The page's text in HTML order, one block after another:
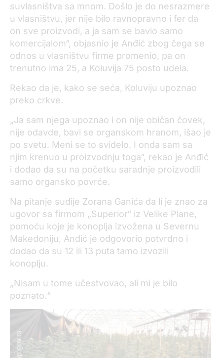
suvlasništva sa mnom. Došlo je do nesrazmere
u vlasništvu, jer nije bilo ravnopravno i fer da
on sve proizvodi, a ja sam se bavio samo
komercijalom“, objasnio je Anđić zbog čega se
odnos u vlasništvu firme promenio, pa on
trenutno ima 25, a Koluvija 75 posto udela.
Rekao da je, kako se seća, Koluviju upoznao
preko crkve.
„Ja sam njega upoznao i on nije običan čovek,
nije odavde, bavi se organskom hranom, išao je
po svetu. Meni se to svidelo. I onda sam sa
njim krenuo u proizvodnju toga“, rekao je Anđić
i dodao da su na početku saradnje proizvodili
samo organsko povrće.
Na pitanje sudije Zorana Ganića da li je znao za
ugovor sa firmom „Superior“ iz Velike Plane,
pomoću koje je konoplja izvožena u Severnu
Makedoniju, Anđić je odgovorio potvrdno i
dodao da su 12 ili 13 puta tamo izvozili
konoplju.
„Nisam u tome učestvovao, ali mi je bilo
poznato.“